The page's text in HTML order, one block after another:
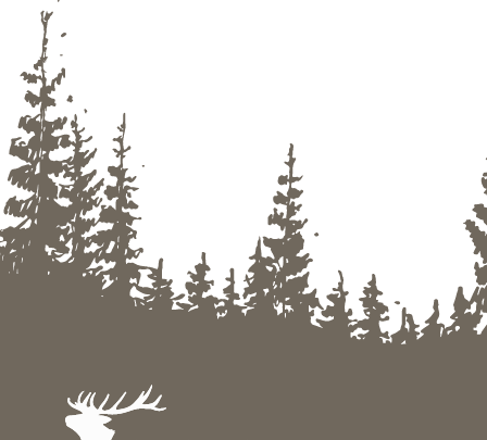
Zápatí